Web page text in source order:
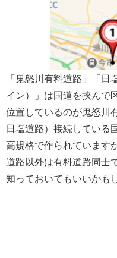
「鬼怒川有料道路」「日
イン）」は国道を挟んで
位置しているのが鬼怒川
日塩道路）接続している
高規格で作られています
道路以外は有料道路同士
知っておいてもいいかも